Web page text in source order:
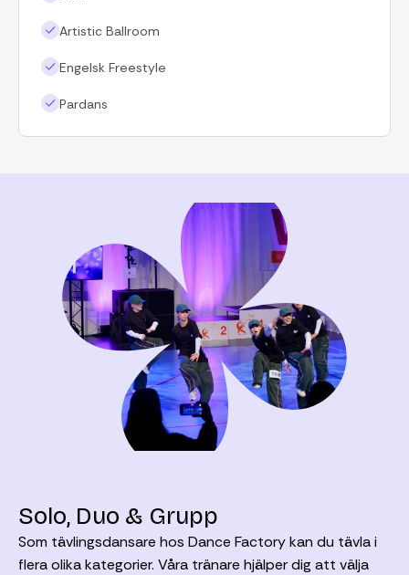
Artistic Ballroom
Engelsk Freestyle
Pardans
Solo, Duo & Grupp
Som tävlingsdansare hos Dance Factory kan du tävla i
flera olika kategorier. Våra tränare hjälper dig att välja